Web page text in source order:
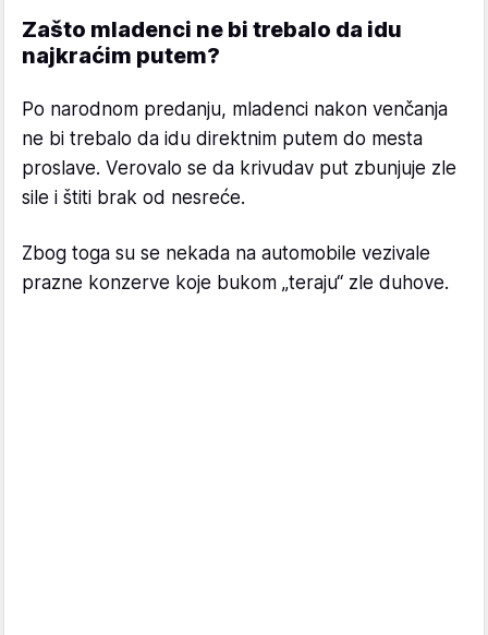
Zašto mladenci ne bi trebalo da idu
najkraćim putem?
Po narodnom predanju, mladenci nakon venčanja
ne bi trebalo da idu direktnim putem do mesta
proslave. Verovalo se da krivudav put zbunjuje zle
sile i štiti brak od nesreće.
Zbog toga su se nekada na automobile vezivale
prazne konzerve koje bukom „teraju“ zle duhove.